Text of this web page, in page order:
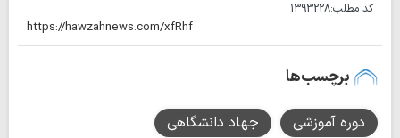
کد مطلب:1393228
برچسب‌ها
دوره آموزشی
جهاد دانشگاهی